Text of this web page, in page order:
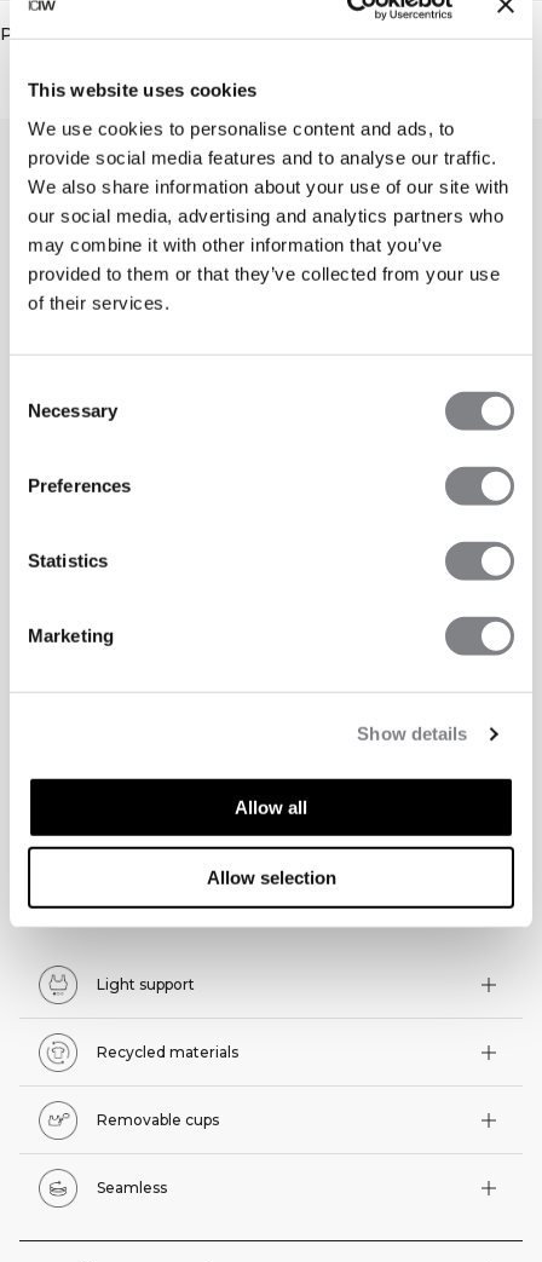
This website uses cookies
We use cookies to personalise content and ads, to
provide social media features and to analyse our traffic.
We also share information about your use of our site with
our social media, advertising and analytics partners who
may combine it with other information that you’ve
provided to them or that they’ve collected from your use
of their services.
Selection
Necessary
Preferences
Statistics
Marketing
Show details
Allow all
Allow selection
amovibles et offre un soutien léger pour vos séances d'entraînement. Le
matériau extensible et durable conservera sa forme après de nombreuses
Produits similaires
ASPECTS TECHNIQUES
Light support
Recycled materials
Removable cups
Seamless